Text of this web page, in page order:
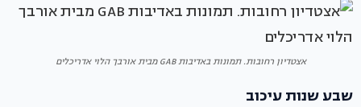
אצטדיון רחובות. תמונות באדיבות GAB מבית אורבך הלוי אדריכלים
שבע שנות עיכוב